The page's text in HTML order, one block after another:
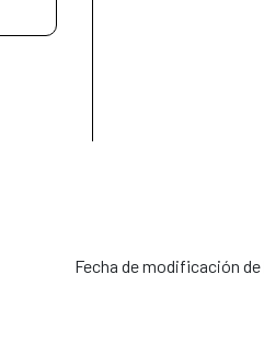
Fecha de modificación